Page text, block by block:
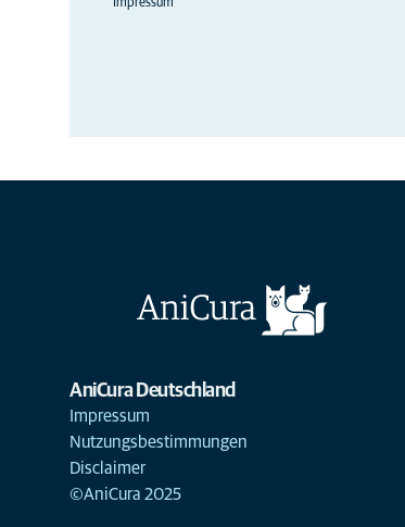
Impressum
AniCura Deutschland
Impressum
Nutzungsbestimmungen
Disclaimer
©AniCura 2025